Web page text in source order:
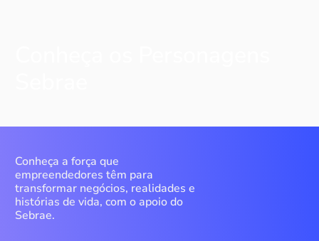
Conheça a força que
empreendedores têm para
transformar negócios, realidades e
histórias de vida, com o apoio do
Sebrae.